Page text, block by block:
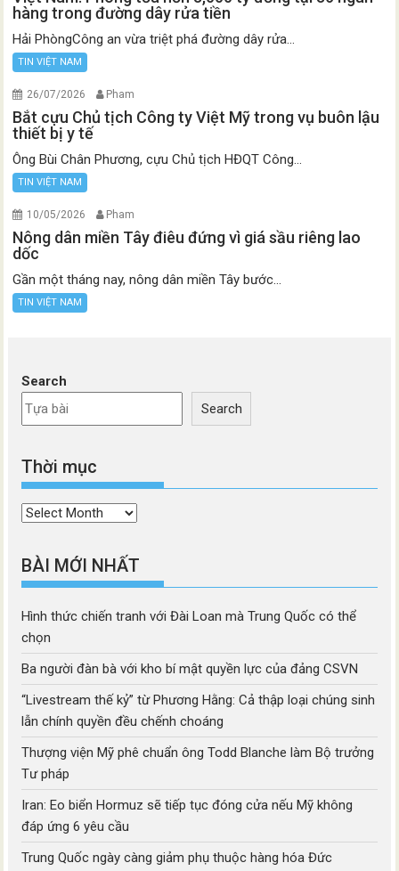
hàng trong đường dây rửa tiền
Hải PhòngCông an vừa triệt phá đường dây rửa...
TIN VIỆT NAM
26/07/2026 Pham
Bắt cựu Chủ tịch Công ty Việt Mỹ trong vụ buôn lậu
thiết bị y tế
Ông Bùi Chân Phương, cựu Chủ tịch HĐQT Công...
TIN VIỆT NAM
10/05/2026 Pham
Nông dân miền Tây điêu đứng vì giá sầu riêng lao
dốc
Gần một tháng nay, nông dân miền Tây bước...
TIN VIỆT NAM
Search
Search
Thời mục
Thời
BÀI MỚI NHẤT
Hình thức chiến tranh với Đài Loan mà Trung Quốc có thể
chọn
Ba người đàn bà với kho bí mật quyền lực của đảng CSVN
“Livestream thế kỷ” từ Phương Hằng: Cả thập loại chúng sinh
lẫn chính quyền đều chếnh choáng
Thượng viện Mỹ phê chuẩn ông Todd Blanche làm Bộ trưởng
Tư pháp
Iran: Eo biển Hormuz sẽ tiếp tục đóng cửa nếu Mỹ không
đáp ứng 6 yêu cầu
Trung Quốc ngày càng giảm phụ thuộc hàng hóa Đức